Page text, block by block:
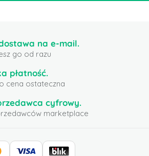
na e-mail.
go od razu
płatność.
cena ostateczna
cyfrowy.
marketplace